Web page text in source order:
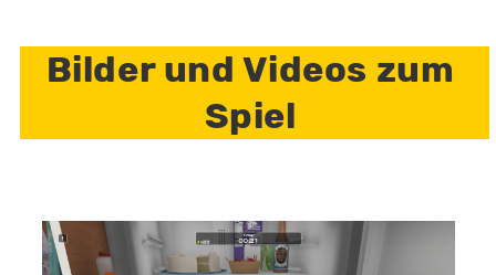
Bilder und Videos zum
Spiel